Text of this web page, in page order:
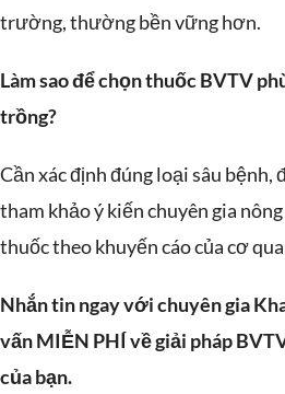
trường, thường bền vững hơn.
Làm sao để chọn thuốc BVTV
trồng?
Cần xác định đúng loại sâu bệnh,
tham khảo ý kiến chuyên gia
thuốc theo khuyến cáo của cơ
Nhắn tin ngay với chuyên gia
vấn MIỄN PHÍ về giải pháp
của bạn.